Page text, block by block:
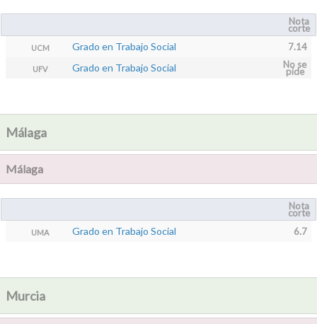
Nota
corte
UCM Grado en Trabajo Social 7.14
UFV Grado en Trabajo Social No se
pide
Málaga
Málaga
Nota
corte
UMA Grado en Trabajo Social 6.7
Murcia